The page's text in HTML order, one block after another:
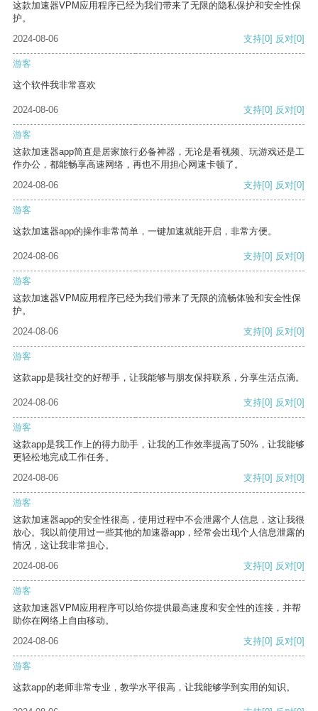
这款加速器VPM应用程序已经为我们带来了无限的隐私保护和安全性保
护。
2024-08-06
支持[0] 反对[0]
游客
这个软件我非常喜欢
2024-08-06 支持[0] 反对[0]
游客
这款加速器app简直是居家旅行必备神器，无论是看视频、玩游戏还是工
作办公，都能畅享高速网络，再也不用担心网速卡顿了。
2024-08-06
支持[0] 反对[0]
游客
这款加速器app的操作非常简单，一键加速就能开启，非常方便。
2024-08-06 支持[0] 反对[0]
游客
这款加速器VPM应用程序已经为我们带来了无限的流畅体验和安全性保
护。
2024-08-06
支持[0] 反对[0]
游客
这款app是我社交的好帮手，让我能够与朋友保持联系，分享生活点滴。
2024-08-06 支持[0] 反对[0]
游客
这款app是我工作上的得力助手，让我的工作效率提高了50%，让我能够
更轻松地完成工作任务。
2024-08-06
支持[0] 反对[0]
游客
这款加速器app的安全性很高，使用过程中不会泄露个人信息，这让我很
放心。我以前使用过一些其他的加速器app，经常会出现个人信息泄露的
情况，这让我非常担心。
2024-08-06
支持[0] 反对[0]
游客
这款加速器VPM应用程序可以给你提供最高速度和安全性的连接，并帮
助你在网络上自由移动。
2024-08-06
支持[0] 反对[0]
游客
这款app的老师非常专业，教学水平很高，让我能够学到实用的知识。